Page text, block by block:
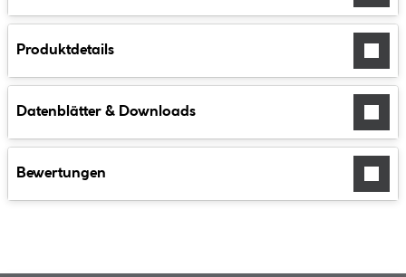
Produktdetails
Datenblätter & Downloads
Bewertungen